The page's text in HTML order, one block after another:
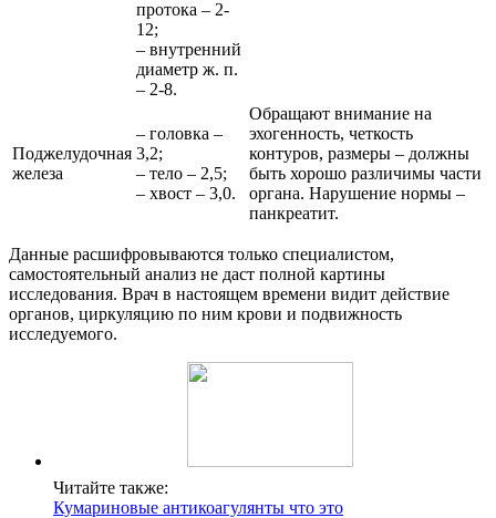
протока – 2-
12;
– внутренний
диаметр ж. п.
– 2-8.
Поджелудочная
железа
– головка –
3,2;
– тело – 2,5;
– хвост – 3,0.
Обращают внимание на
эхогенность, четкость
контуров, размеры – должны
быть хорошо различимы части
органа. Нарушение нормы –
панкреатит.
Данные расшифровываются только специалистом,
самостоятельный анализ не даст полной картины
исследования. Врач в настоящем времени видит действие
органов, циркуляцию по ним крови и подвижность
исследуемого.
Читайте также:
Кумариновые антикоагулянты что это